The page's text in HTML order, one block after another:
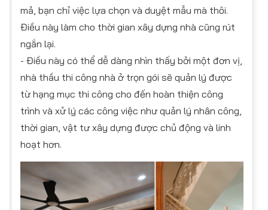
mả, bạn chỉ việc lựa chọn và duyệt mẫu mà thôi.
Điều này làm cho thời gian xây dựng nhà cũng rút
ngắn lại.
- Điều này có thể dễ dàng nhìn thấy bởi một đơn vị,
nhà thầu thi công nhà ở trọn gói sẽ quản lý được
từ hạng mục thi công cho đến hoàn thiện công
trình và xử lý các công việc như quản lý nhân công,
thời gian, vật tư xây dựng được chủ động và linh
hoạt hơn.